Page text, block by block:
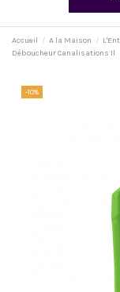
Accueil A la Maison
Déboucheur Canalisations 1l
-10%